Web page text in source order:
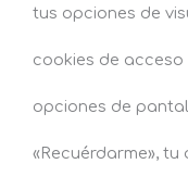
tus opciones de
cookies de
opciones de
«Recuérdarme»,